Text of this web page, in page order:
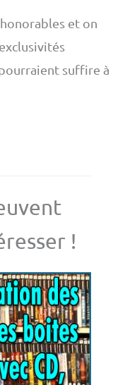
et on
suffire à
!